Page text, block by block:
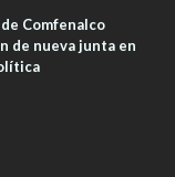
Comfenalco
de nueva junta en